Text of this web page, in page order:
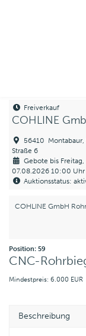
Freiverkauf
COHLINE
56410 Montabaur,
Straße 6
Gebote bis Freitag,
07.08.2026 10:00 Uhr
Auktionsstatus:
COHLINE GmbH
Position: 59
CNC-
Mindestpreis: 6.000 EUR
Beschreibung